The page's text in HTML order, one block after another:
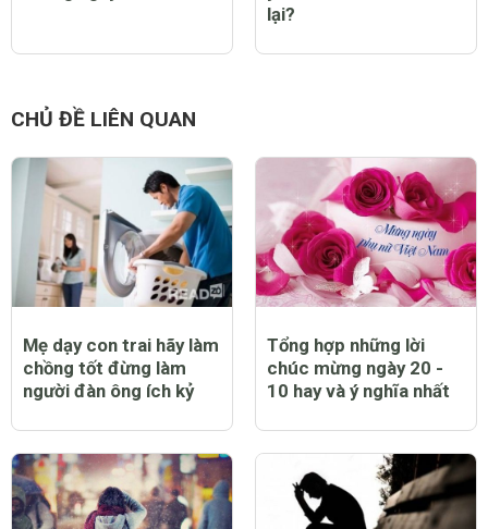
CHỦ ĐỀ LIÊN QUAN
Mẹ dạy con trai hãy làm
chồng tốt đừng làm
người đàn ông ích kỷ
Tổng hợp những lời
chúc mừng ngày 20 -
10 hay và ý nghĩa nhất